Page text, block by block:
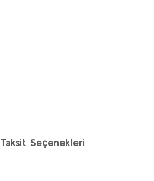
Taksit Seçenekleri